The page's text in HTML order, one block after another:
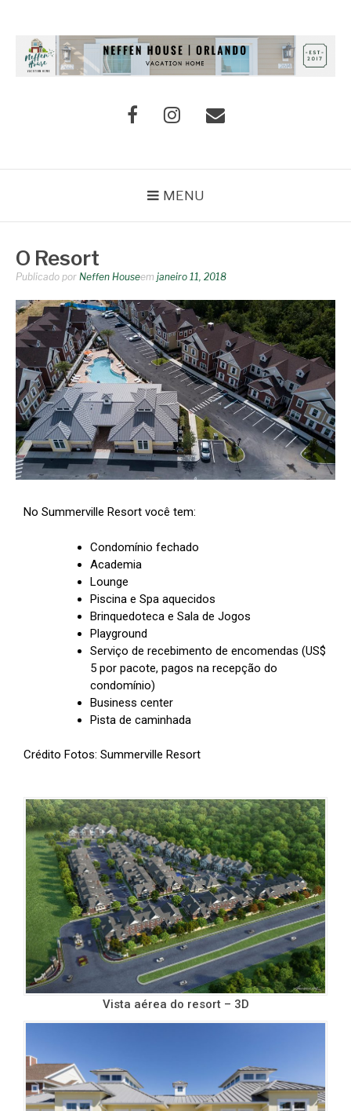
NEFFEN HOUSE
MENU
O Resort
Publicado por Neffen Houseem janeiro 11, 2018
No Summerville Resort você tem:
Condomínio fechado
Academia
Lounge
Piscina e Spa aquecidos
Brinquedoteca e Sala de Jogos
Playground
Serviço de recebimento de encomendas (US$
5 por pacote, pagos na recepção do
condomínio)
Business center
Pista de caminhada
Crédito Fotos: Summerville Resort
Vista aérea do resort – 3D